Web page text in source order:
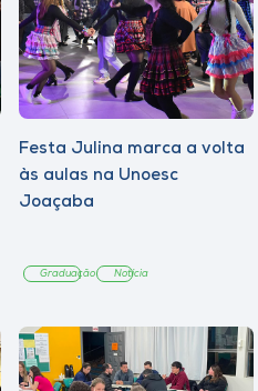
Festa Julina marca a volta
às aulas na Unoesc
Joaçaba
Graduação Notícia